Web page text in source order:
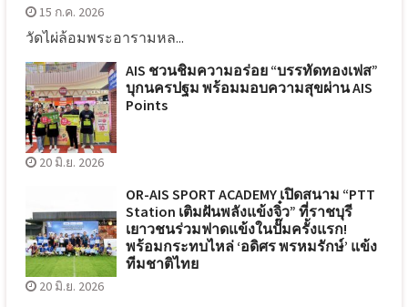
15 ก.ค. 2026
วัดไผ่ล้อมพระอารามหล...
AIS ชวนชิมความอร่อย “บรรทัดทองเฟส”
บุกนครปฐม พร้อมมอบความสุขผ่าน AIS
Points
20 มิ.ย. 2026
OR-AIS SPORT ACADEMY เปิดสนาม “PTT
Station เติมฝันพลังแข้งจิ๋ว” ที่ราชบุรี
เยาวชนร่วมฟาดแข้งในปั๊มครั้งแรก!
พร้อมกระทบไหล่ ‘อดิศร พรหมรักษ์’ แข้ง
ทีมชาติไทย
20 มิ.ย. 2026